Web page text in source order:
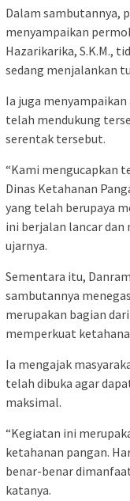
Dalam sambutannya,
menyampaikan
Hazarikarika, S.K.M.,
sedang menjalankan
Ia juga
telah mendukung
serentak tersebut.
“Kami mengucapkan
Dinas Ketahanan
yang telah berupaya
ini berjalan lancar dan
ujarnya.
Sementara itu,
sambutannya
merupakan bagian
memperkuat
Ia mengajak
telah dibuka agar
maksimal.
“Kegiatan ini
ketahanan pangan.
benar-benar
katanya.